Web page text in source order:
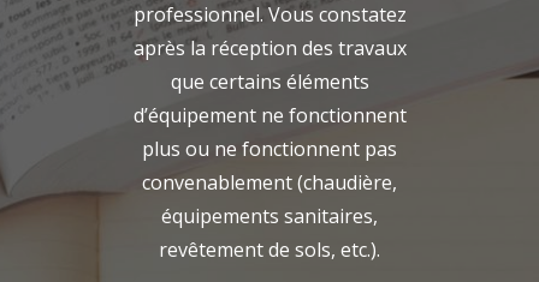
professionnel. Vous constatez
après la réception des travaux
que certains éléments
d’équipement ne fonctionnent
plus ou ne fonctionnent pas
convenablement (chaudière,
équipements sanitaires,
revêtement de sols, etc.).